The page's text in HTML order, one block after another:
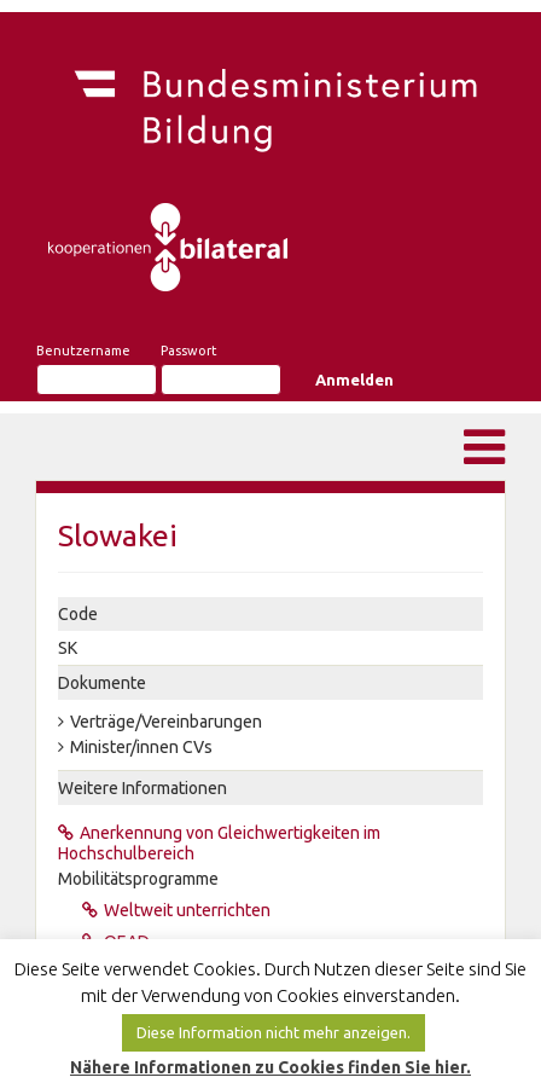
Benutzername Passwort
Slowakei
Code
SK
Dokumente
Verträge/Vereinbarungen
Minister/innen CVs
Weitere Informationen
Anerkennung von Gleichwertigkeiten im
Hochschulbereich
Mobilitätsprogramme
Weltweit unterrichten
OEAD
Wikipedia
Diese Seite verwendet Cookies. Durch Nutzen dieser Seite sind Sie
mit der Verwendung von Cookies einverstanden.
Diese Information nicht mehr anzeigen.
Nähere Informationen zu Cookies finden Sie hier.